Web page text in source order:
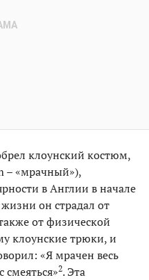
клоунский костюм,
– «мрачный»),
в Англии в начале
он страдал от
от физической
клоунские трюки, и
«Я мрачен весь
смеяться»2. Эта